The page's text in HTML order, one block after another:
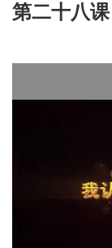
第二十八